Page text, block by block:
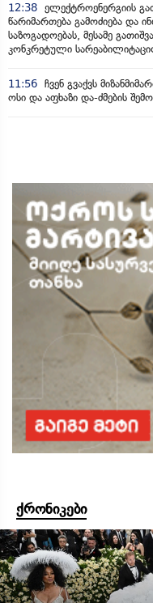
12:38 ელექტროენერგიის
წარიმართება გამოძიება და
საზოგადოებას, მესამე
კონკრეტული
11:56 ჩვენ გვაქვს
ოსი და აფხაზი და-ძმების
ქრონიკები